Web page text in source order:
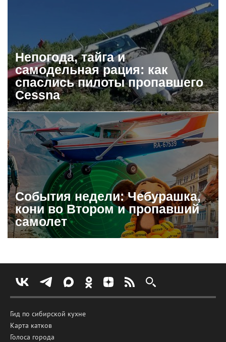
Непогода, тайга и
самодельная рация: как
спаслись пилоты пропавшего
Cessna
События недели: Чебурашка,
кони во Втором и пропавший
самолет
Гид по сибирской кухне
Карта катков
Голоса города